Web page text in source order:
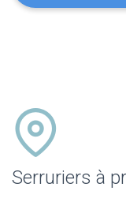
Serruriers à